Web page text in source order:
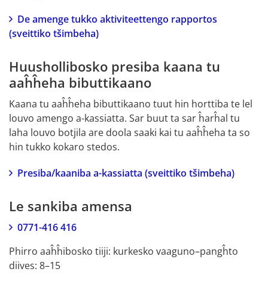
De amenge tukko aktiviteettengo rapportos
(sveittiko tšimbeha)
Huushollibosko presiba kaana tu
aaĥĥeha bibuttikaano
Kaana tu aaĥĥeha bibuttikaano tuut hin horttiba te lel
louvo amengo a-kassiatta. Sar buut ta sar ĥarĥal tu
laha louvo botjila are doola saaki kai tu aaĥĥeha ta so
hin tukko kokaro stedos.
Presiba/kaaniba a-kassiatta (sveittiko tšimbeha)
Le sankiba amensa
0771-416 416
Phirro aaĥĥibosko tiiji: kurkesko vaaguno–pangĥto
diives: 8–15